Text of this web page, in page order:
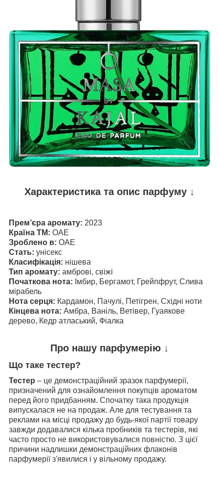
Характеристика та опис парфуму ↓
Прем’єра аромату: 2023
Країна ТМ: ОАЕ
Зроблено в: ОАЕ
Стать: унісекс
Класифікація: нішева
Тип аромату: амброві, свіжі
Початкова нота: Імбир, Бергамот, Грейпфрут, Слива
мірабель​​​​​​​
Нота серця: Кардамон, Пачулі, Петігрен, Східні ноти​​​​​​​
Кінцева нота: Амбра, Ваніль, Ветівер, Гуаякове
дерево, Кедр атласький, Фіалка
Про нашу парфумерію ↓
Що таке тестер?
Тестер – це демонстраційний зразок парфумерії,
призначений для ознайомлення покупців ароматом
перед його придбанням. Спочатку така продукція
випускалася не на продаж. Але для тестування та
реклами на місці продажу до будь-якої партії товару
завжди додавалися кілька пробників та тестерів, які
часто просто не використовувалися повністю. З цієї
причини надлишки демонстраційних флаконів
парфумерії з'явилися і у вільному продажу.